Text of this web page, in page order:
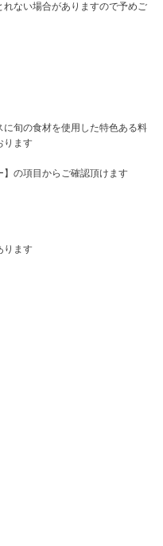
れない場合がありますので予めご
旬の食材を使用した特色ある料
ります
の項目からご確認頂けます
ります